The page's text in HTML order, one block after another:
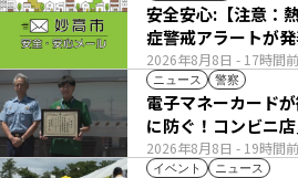
2026年8月8日 - 17時間前
安全安心:【注意：
症警戒アラートが発
ニュース 警察
2026年8月8日 - 19時間前
電子マネーカード
に防ぐ！コンビニ
イベント ニュース